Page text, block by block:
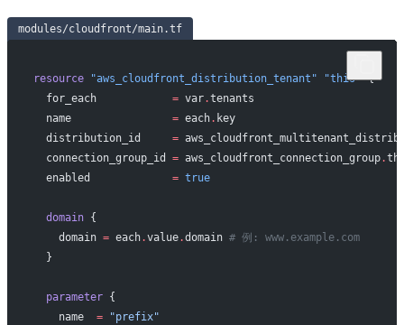
modules/cloudfront/main.tf
resource "aws_cloudfront_distribution_tenant" "this" {
  for_each
            =
var.tenants
  name
                =
each. key
  distribution_id
     =
  connection_group_id
= aws_cloudfront_connection_group.
  enabled
             =
true
  domain
{
    domain
= each.value.domain # 例: www.example.com
  }
  parameter
{
    name
  =
"prefix"